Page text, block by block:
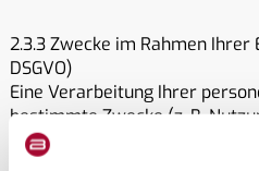
2.3.3 Zwecke im Rahmen Ihrer
DSGVO)
Eine Verarbeitung Ihrer
bestimmte Zwecke (z. B.
Marketingzwecke, zur Nutzung
Kommunikationswege im